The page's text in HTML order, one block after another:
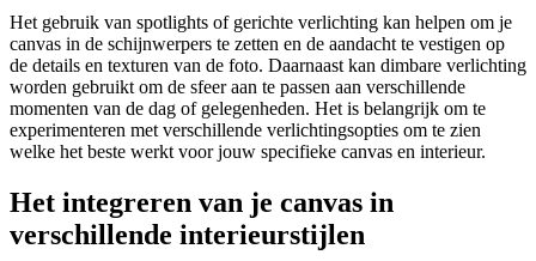
Het gebruik van spotlights of gerichte verlichting kan helpen om je
canvas in de schijnwerpers te zetten en de aandacht te vestigen op
de details en texturen van de foto. Daarnaast kan dimbare verlichting
worden gebruikt om de sfeer aan te passen aan verschillende
momenten van de dag of gelegenheden. Het is belangrijk om te
experimenteren met verschillende verlichtingsopties om te zien
welke het beste werkt voor jouw specifieke canvas en interieur.
Het integreren van je canvas in
verschillende interieurstijlen